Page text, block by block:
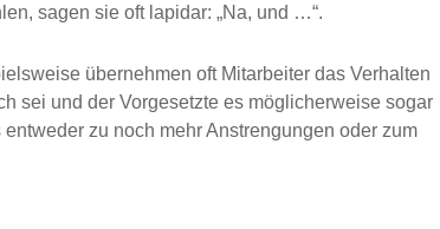
sagen sie oft lapidar: „Na, und …“.
übernehmen oft Mitarbeiter das Verhalten
sei und der Vorgesetzte es möglicherweise sogar
zu noch mehr Anstrengungen oder zum